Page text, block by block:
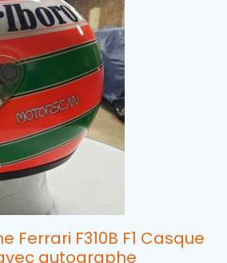
Ferrari F310B F1 Casque
autographe